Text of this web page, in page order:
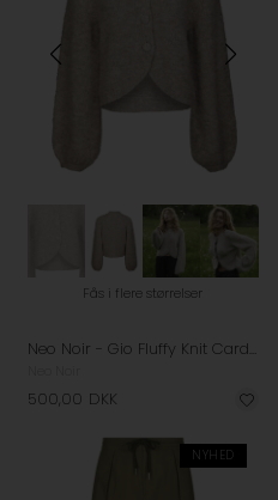
Fås i flere størrelser
Neo Noir - Gio Fluffy Knit Cardigan - Beige Melange
500,00 DKK
NYHED